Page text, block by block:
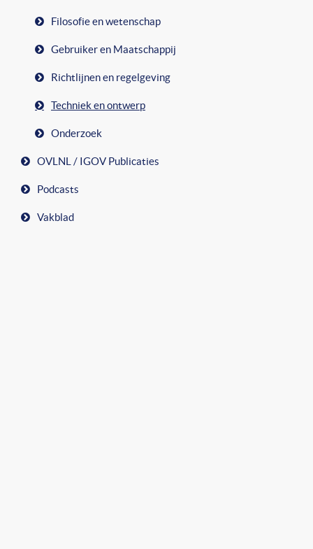
Filosofie en wetenschap
Gebruiker en Maatschappij
Richtlijnen en regelgeving
Techniek en ontwerp
Onderzoek
OVLNL / IGOV Publicaties
Podcasts
Vakblad